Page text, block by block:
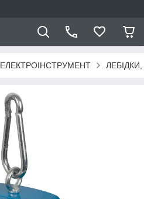
ЕЛЕКТРОІНСТРУМЕНТ